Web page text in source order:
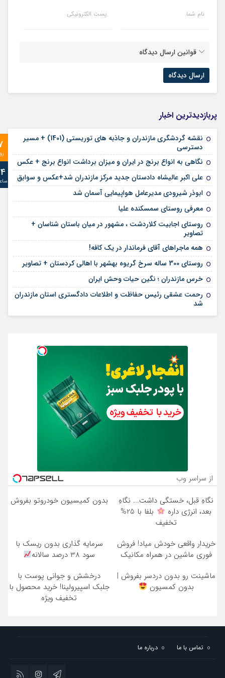
نام شما پست الکترونیکی
قوانین ارسال دیدگاه
پربازدیدترین اخبار
نقشه گردشگری مازندران و جاذبه های توریستی (1401) + مسیر
دسترسی
نگاهی به انواع برنج در ایران و میزان برداشت انواع برنج + عکس
علی‌ اکبر عالیشاه دادستان جدید مرکز مازندران شد+عکس و سوابق
ابوذر شیرودی مدیرعامل هواپیمایی آسمان شد
معرفی روستای سمسکنده علیا
روستای اجابیت کلاردشت ، مشهور در میان باستان شناسان +
تصاویر
همه ماجراهای آقای فرماندار در یک کافه!
روستای 300 ساله سرخ ‌گریوه بهشهر با اهالی کردستان + تصاویر
خرس مازندران ؛ نگین حیات وحش ایران
رحمت عشقی رئیس حفاظت و اطلاعات دادگستری استان مازندران
شد
از سراسر وب
نگاهِ قبل، خستگی داشت... نگاهِ
بعد، انرژی داره
بلفا با 25%
تخفیف
بدون کمیسیون خودروتو بفروش
خریدار واقعی خودش میاد! فروش
فوری ماشین در همراه مکانیک
سرمایه گذاری بدون ریسک با
سود 38 درصد سالانه
ماشینت رو بدون دردسر بفروش |
بدون کمسیون
درخشش و جوانی پوست با
جلبک اسپیرولینا! خرید محصول با
تخفیف ویژه
تماس با ما درباره ما